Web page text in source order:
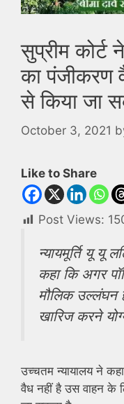
सुप्रीम कोर्ट
का पंजीकरण
से किया जा
October 3, 2021
Like to Share
Post Views:
न्यायमूर्ति यू यू
कहा कि अगर
मौलिक उल्लंघन
खारिज करने
उच्चतम न्यायालय ने
वैध नहीं है उस वाहन के